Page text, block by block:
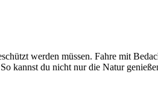
werden müssen. Fahre mit
kannst du nicht nur die Natur